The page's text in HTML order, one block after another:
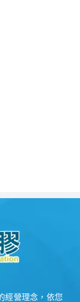
經營理念，依您